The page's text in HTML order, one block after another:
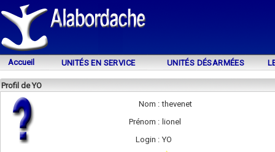
Accueil UNITÉS EN SERVICE UNITÉS DÉSARMÉES
Profil de YO
Nom : thevenet
Prénom : lionel
Login : YO